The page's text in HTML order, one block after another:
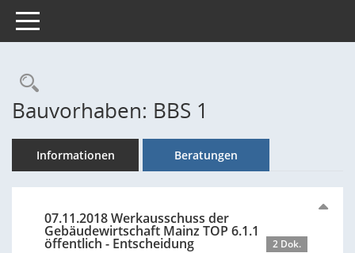
Toggle navigation
Rechercheauswahl
Bauvorhaben: BBS 1
Informationen Beratungen
07.11.2018 Werkausschuss der
Gebäudewirtschaft Mainz TOP 6.1.1
öffentlich - Entscheidung 2 Dok.